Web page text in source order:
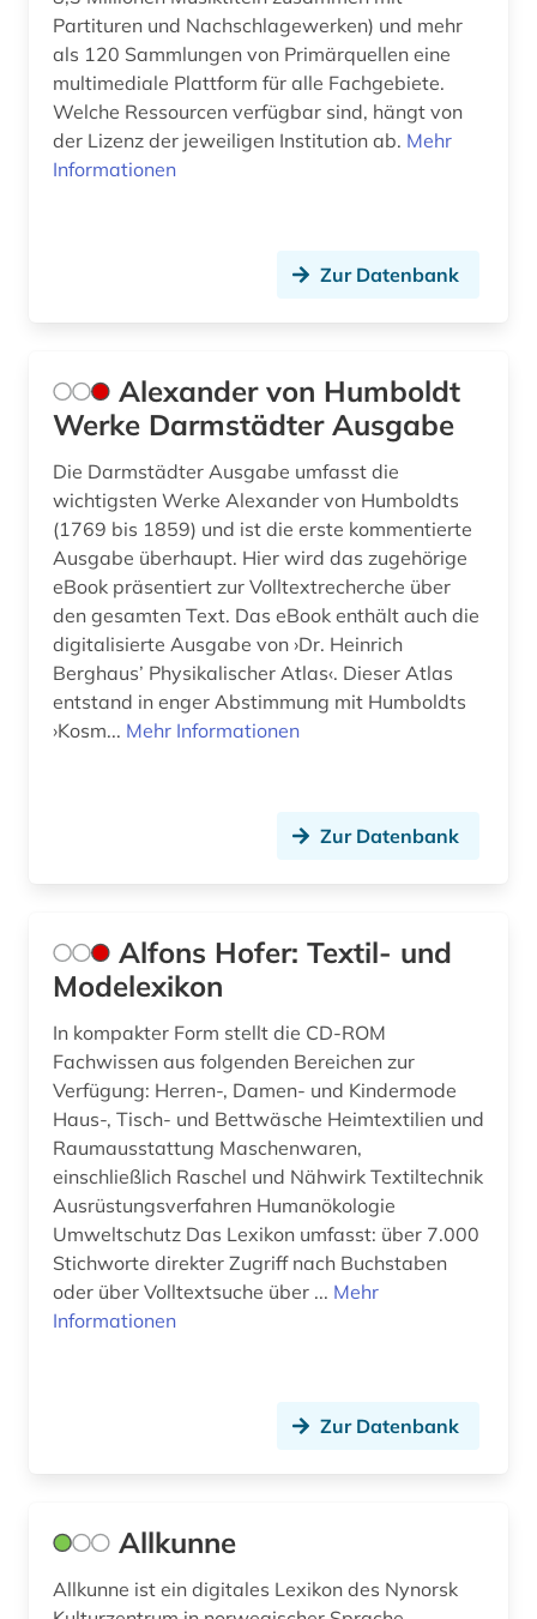
flüchtling (1)
folklore (1)
forschung (3)
fotografie (7)
fotosammlung (1)
fragment (1)
frankreich (1)
frau (1)
frauen (1)
frühes christentum (1)
förderpreis für deutsche wissenschaftler im g.
förderverein (1)
galloromanistik (2)
gastronomie (1)
gaststättengewerbe (1)
gebäude (2)
gefallener (1)
geisteswissenschaften (28)
genderstudien (4)
generative ki (1)
Partituren und Nachschlagewerken) und mehr
als 120 Sammlungen von Primärquellen eine
multimediale Plattform für alle Fachgebiete.
Welche Ressourcen verfügbar sind, hängt von
der Lizenz der jeweiligen Institution ab. Mehr
Informationen
Zur Datenbank
Alexander von Humboldt
Werke Darmstädter Ausgabe
Die Darmstädter Ausgabe umfasst die
wichtigsten Werke Alexander von Humboldts
(1769 bis 1859) und ist die erste kommentierte
Ausgabe überhaupt. Hier wird das zugehörige
eBook präsentiert zur Volltextrecherche über
den gesamten Text. Das eBook enthält auch die
digitalisierte Ausgabe von ›Dr. Heinrich
Berghaus’ Physikalischer Atlas‹. Dieser Atlas
entstand in enger Abstimmung mit Humboldts
›Kosm... Mehr Informationen
Zur Datenbank
Alfons Hofer: Textil- und
Modelexikon
In kompakter Form stellt die CD-ROM
Fachwissen aus folgenden Bereichen zur
Verfügung: Herren-, Damen- und Kindermode
Haus-, Tisch- und Bettwäsche Heimtextilien und
Raumausstattung Maschenwaren,
einschließlich Raschel und Nähwirk Textiltechnik
Ausrüstungsverfahren Humanökologie
Umweltschutz Das Lexikon umfasst: über 7.000
Stichworte direkter Zugriff nach Buchstaben
oder über Volltextsuche über ... Mehr
Informationen
Zur Datenbank
Allkunne
Allkunne ist ein digitales Lexikon des Nynorsk